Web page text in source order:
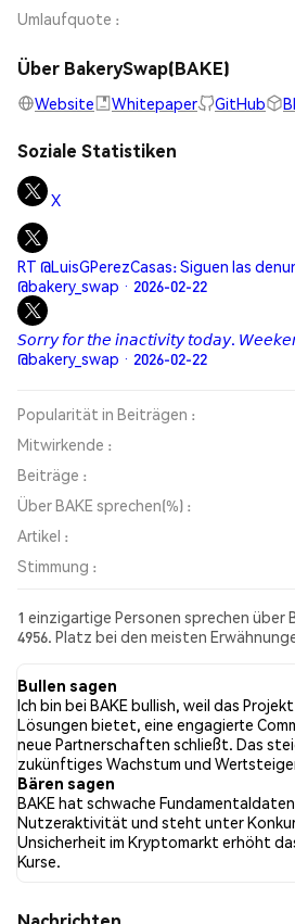
Umlaufquote
Über BakerySwap(BAKE)
Website Whitepaper GitHub
Soziale Statistiken
X
RT @LuisGPerezCasas: Siguen las
@bakery_swap · 2026-02-22
𝘚𝘰𝘳𝘳𝘺 𝘧𝘰𝘳 𝘵𝘩𝘦 𝘪𝘯𝘢𝘤𝘵𝘪𝘷𝘪𝘵𝘺 𝘵𝘰𝘥𝘢𝘺.
@bakery_swap · 2026-02-22
Popularität in Beiträgen :
Mitwirkende :
Beiträge :
Über BAKE sprechen(%) :
Artikel :
Stimmung :
1 einzigartige Personen sprechen über
4956. Platz bei den meisten
Stimmung gegenüber BAKE in allen
Schließlich wurden 0 Nachrichtenartikel
veröffentlicht. Auf Twitter hatten
bullishe Stimmung im Vergleich zu
bärischen Stimmung über BAKE.
neutral gegenüber BAKE. Diese
Tweets.
Bullen sagen
Ich bin bei BAKE bullish, weil das
Lösungen bietet, eine engagierte
neue Partnerschaften schließt. Das
zukünftiges Wachstum und
Bären sagen
BAKE hat schwache
Nutzeraktivität und steht unter
Unsicherheit im Kryptomarkt erhöht
Kurse.